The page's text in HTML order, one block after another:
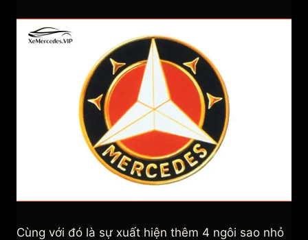
Cùng với đó là sự xuất hiện thêm 4 ngôi sao nhỏ